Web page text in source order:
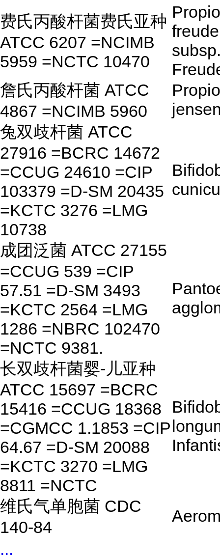
费氏丙酸杆菌费氏亚种
ATCC 6207 =NCIMB
5959 =NCTC 10470
詹氏丙酸杆菌 ATCC
4867 =NCIMB 5960
兔双歧杆菌 ATCC
27916 =BCRC 14672
=CCUG 24610 =CIP
103379 =D-SM 20435
=KCTC 3276 =LMG
10738
成团泛菌 ATCC 27155
=CCUG 539 =CIP
57.51 =D-SM 3493
=KCTC 2564 =LMG
1286 =NBRC 102470
=NCTC 9381.
长双歧杆菌婴-儿亚种
ATCC 15697 =BCRC
15416 =CCUG 18368
=CGMCC 1.1853 =CIP
64.67 =D-SM 20088
=KCTC 3270 =LMG
8811 =NCTC
维氏气单胞菌 CDC
140-84
...